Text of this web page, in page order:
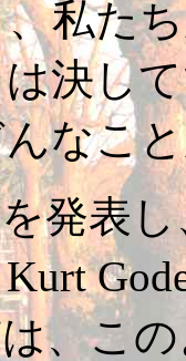
私た
決し
なこ
表し
、こ